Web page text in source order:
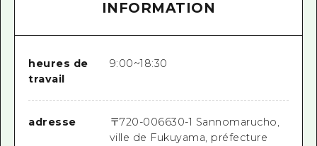
INFORMATION
heures de
travail
9:00~18:30
adresse 〒720-006630-1 Sannomarucho,
ville de Fukuyama, préfecture